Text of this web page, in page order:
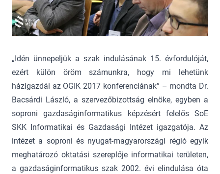
„Idén ünnepeljük a szak indulásának 15. évfordulóját,
ezért külön öröm számunkra, hogy mi lehetünk
házigazdái az OGIK 2017 konferenciának” – mondta Dr.
Bacsárdi László, a szervezőbizottság elnöke, egyben a
soproni gazdaságinformatikus képzésért felelős SoE
SKK Informatikai és Gazdasági Intézet igazgatója. Az
intézet a soproni és nyugat-magyarországi régió egyik
meghatározó oktatási szereplője informatikai területen,
a gazdaságinformatikus szak 2002. évi elindulása óta